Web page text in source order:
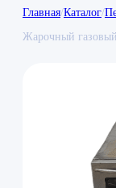
Главная/Каталог/
Жарочный